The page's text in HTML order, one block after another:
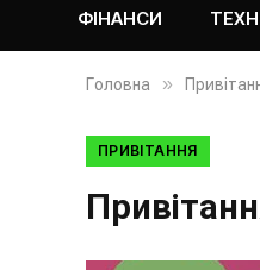
ФІНАНСИ
Головна »
ПРИВІТАННЯ